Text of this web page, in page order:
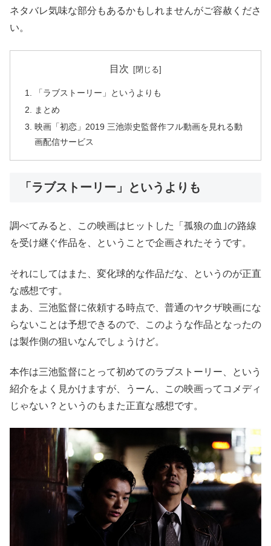
ネタバレ気味な部分もあるかもしれませんがご容赦くださ
い。
目次
「ラブストーリー」というよりも
まとめ
映画「初恋」2019 三池崇史監督作フル動画を見れる動
画配信サービス
「ラブストーリー」というよりも
調べてみると、この映画はヒットした「孤狼の血｣の路線
を受け継ぐ作品を、ということで企画されたそうです。
それにしてはまた、変化球的な作品だな、というのが正直
な感想です。
まあ、三池監督に依頼する時点で、普通のヤクザ映画にな
らないことは予想できるので、このような作品となったの
は製作側の狙いなんでしょうけど。
本作は三池監督にとって初めてのラブストーリー、という
紹介をよく見かけますが、うーん、この映画ってコメディ
じゃない？というのもまた正直な感想です。